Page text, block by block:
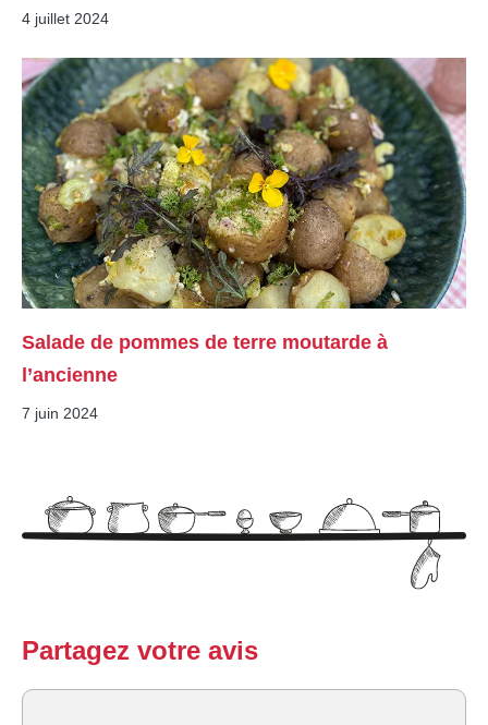
4 juillet 2024
Salade de pommes de terre moutarde à
l’ancienne
7 juin 2024
Partagez votre avis
Commentaire